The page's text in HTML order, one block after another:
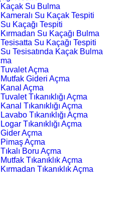
Su Bulma
Su Kaçak Tespiti
Kaçağı Tespiti
Su Kaçağı Bulma
Su Kaçağı Tespiti
Tesisatında Kaçak Bulma
Açma
Gideri Açma
Açma
Tıkanıklığı Açma
Tıkanıklığı Açma
Tıkanıklığı Açma
Tıkanıklığı Açma
Açma
Açma
Boru Açma
Tıkanıklık Açma
Tıkanıklık Açma